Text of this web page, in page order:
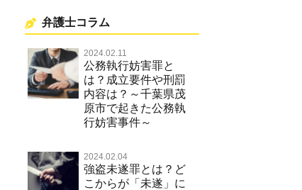
弁護士コラム
2024.02.11
公務執行妨害罪と
は？成立要件や刑罰
内容は？～千葉県茂
原市で起きた公務執
行妨害事件～
2024.02.04
強盗未遂罪とは？ど
こからが「未遂」に